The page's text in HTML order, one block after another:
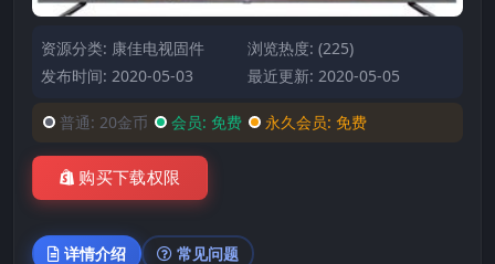
资源分类: 康佳电视固件
浏览热度: (225)
发布时间: 2020-05-03
最近更新: 2020-05-05
普通: 20金币 会员: 免费 永久会员: 免费
购买下载权限
详情介绍 常见问题